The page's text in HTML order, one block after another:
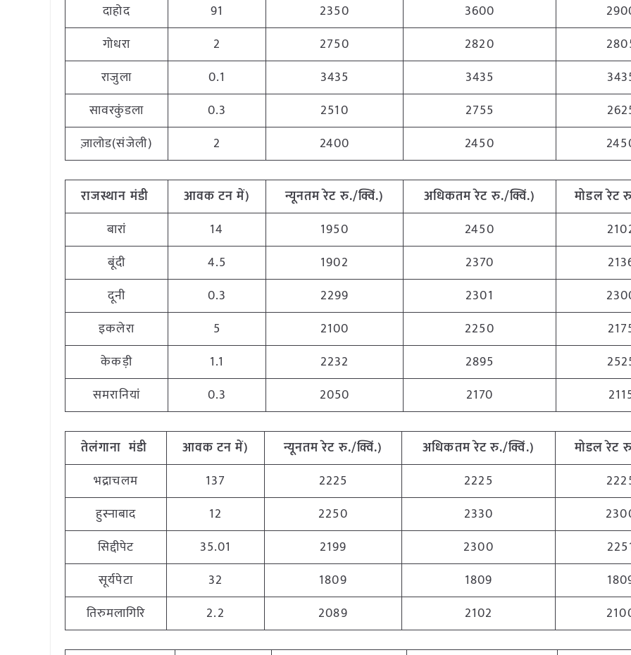
दाहोद
91 2350 3600
गोधरा
2 2750 2820
राजुला
0.1 3435 3435
सावरकुंडला
0.3 2510 2755
ज़ालोड(संजेली)
2 2400 2450
राजस्थान मंडी आवक टन में) न्यूनतम रेट रु./क्विं.) अधिकतम रेट रु./क्विं.)
मोडल रेट
बारां
14 1950 2450
बूंदी
4.5 1902 2370
दूनी
0.3 2299 2301
इकलेरा
5 2100 2250
केकड़ी
1.1 2232 2895
समरानियां
0.3 2050 2170
तेलंगाना मंडी आवक टन में) न्यूनतम रेट रु./क्विं.) अधिकतम रेट रु./क्विं.)
मोडल रेट
भद्राचलम
137 2225 2225
हुस्नाबाद
12 2250 2330
सिद्दीपेट
35.01 2199 2300
सूर्यपेटा
32 1809 1809
तिरुमलागिरि
2.2 2089 2102